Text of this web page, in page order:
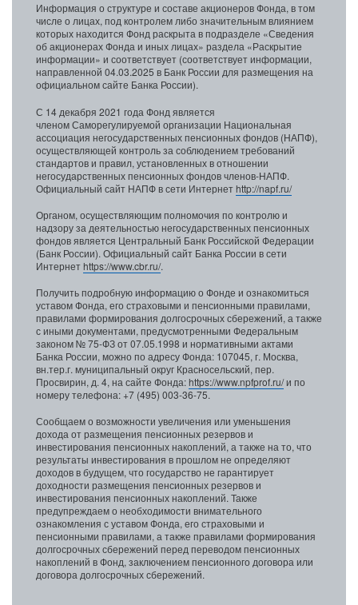
Информация о структуре и составе акционеров Фонда, в том
числе о лицах, под контролем либо значительным влиянием
которых находится Фонд раскрыта в подразделе «Сведения
об акционерах Фонда и иных лицах» раздела «Раскрытие
информации» и соответствует (соответствует информации,
направленной 04.03.2025 в Банк России для размещения на
официальном сайте Банка России).
С 14 декабря 2021 года Фонд является
членом Саморегулируемой организации Национальная
ассоциация негосударственных пенсионных фондов (НАПФ),
осуществляющей контроль за соблюдением требований
стандартов и правил, установленных в отношении
негосударственных пенсионных фондов членов-НАПФ.
Официальный сайт НАПФ в сети Интернетhttp://napf.ru/
Органом, осуществляющим полномочия по контролю и
надзору за деятельностью негосударственных пенсионных
фондов является Центральный Банк Российской Федерации
(Банк России). Официальный сайт Банка России в сети
Интернетhttps://www.cbr.ru/.
Получить подробную информацию о Фонде и ознакомиться
уставом Фонда, его страховыми и пенсионными правилами,
правилами формирования долгосрочных сбережений, а также
с иными документами, предусмотренными Федеральным
законом № 75-ФЗ от 07.05.1998 и нормативными актами
Банка России, можно по адресу Фонда: 107045, г. Москва,
вн.тер.г. муниципальный округ Красносельский, пер.
Просвирин, д. 4, на сайте Фонда:https://www.npfprof.ru/и по
номеру телефона: +7 (495) 003-36-75.
Сообщаем о возможности увеличения или уменьшения
дохода от размещения пенсионных резервов и
инвестирования пенсионных накоплений, а также на то, что
результаты инвестирования в прошлом не определяют
доходов в будущем, что государство не гарантирует
доходности размещения пенсионных резервов и
инвестирования пенсионных накоплений. Также
предупреждаем о необходимости внимательного
ознакомления с уставом Фонда, его страховыми и
пенсионными правилами, а также правилами формирования
долгосрочных сбережений перед переводом пенсионных
накоплений в Фонд, заключением пенсионного договора или
договора долгосрочных сбережений.